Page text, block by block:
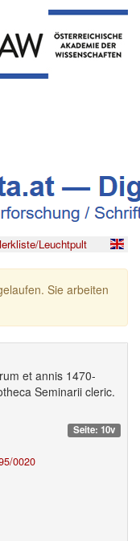
Leuchtpult
Sie arbeiten
et annis 1470-
Seminarii cleric.
Seite: 10v
0020